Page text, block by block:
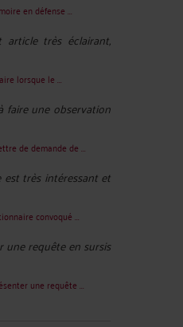
en défense ...
très éclairant,
lorsque le ...
faire une observation
de demande de ...
est très intéressant et
convoqué ...
une requête en sursis
une requête ...